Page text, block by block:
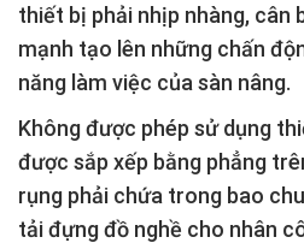
thiết bị phải nhịp nhàng, cân
mạnh tạo lên những chấn
năng làm việc của sàn nâng.
Không được phép sử dụng
được sắp xếp bằng phẳng
rụng phải chứa trong bao
tải đựng đồ nghề cho nhân